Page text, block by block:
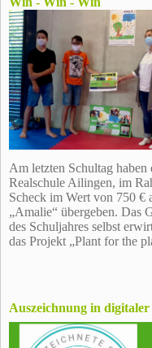
Am letzten Schultag
Realschule Ailingen, im
Scheck im Wert von 750 €
„Amalie“ übergeben. Das
des Schuljahres selbst
das Projekt „Plant for the
Auszeichnung in